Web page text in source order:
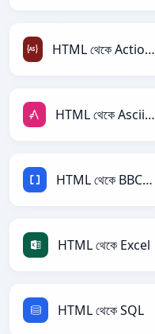
HTML থেকে ActionScript
HTML থেকে AsciiDoc
HTML থেকে BBCode
HTML থেকে Excel
HTML থেকে SQL